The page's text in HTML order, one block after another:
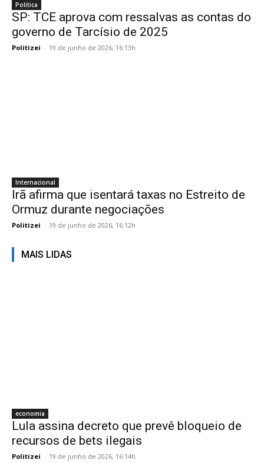
Politica
SP: TCE aprova com ressalvas as contas do
governo de Tarcísio de 2025
Politizei - 19 de junho de 2026, 16:13h
Internacional
Irã afirma que isentará taxas no Estreito de
Ormuz durante negociações
Politizei - 19 de junho de 2026, 16:12h
MAIS LIDAS
economia
Lula assina decreto que prevê bloqueio de
recursos de bets ilegais
Politizei - 19 de junho de 2026, 16:14h